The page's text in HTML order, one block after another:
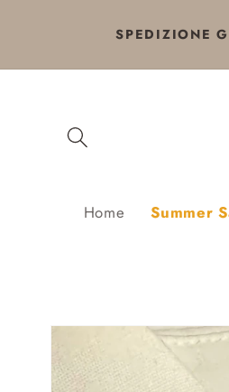
SPEDIZIONE
Home Summer
Passa alle
informazioni
sul prodotto